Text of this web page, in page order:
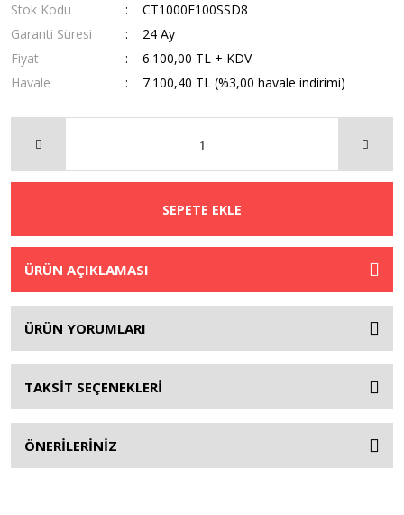
Stok Kodu
CT1000E100SSD8
Garanti Süresi
24 Ay
Fiyat
6.100,00 TL + KDV
Havale
7.100,40 TL (%3,00 havale indirimi)
SEPETE EKLE
ÜRÜN AÇIKLAMASI
ÜRÜN YORUMLARI
TAKSİT SEÇENEKLERİ
ÖNERİLERİNİZ